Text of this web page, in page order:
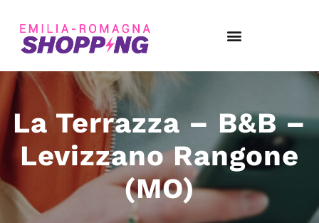
La Terrazza – B&B –
Levizzano Rangone
(MO)